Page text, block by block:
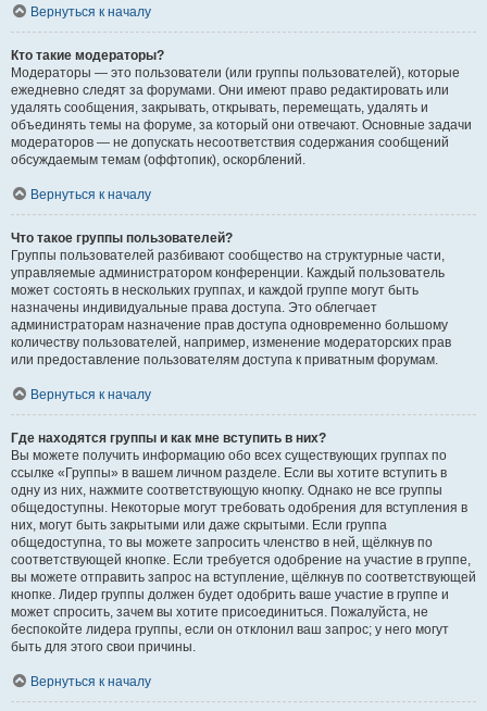
Вернуться к началу
Кто такие модераторы?
Модераторы — это пользователи (или группы пользователей), которые
ежедневно следят за форумами. Они имеют право редактировать или
удалять сообщения, закрывать, открывать, перемещать, удалять и
объединять темы на форуме, за который они отвечают. Основные задачи
модераторов — не допускать несоответствия содержания сообщений
обсуждаемым темам (оффтопик), оскорблений.
Вернуться к началу
Что такое группы пользователей?
Группы пользователей разбивают сообщество на структурные части,
управляемые администратором конференции. Каждый пользователь
может состоять в нескольких группах, и каждой группе могут быть
назначены индивидуальные права доступа. Это облегчает
администраторам назначение прав доступа одновременно большому
количеству пользователей, например, изменение модераторских прав
или предоставление пользователям доступа к приватным форумам.
Вернуться к началу
Где находятся группы и как мне вступить в них?
Вы можете получить информацию обо всех существующих группах по
ссылке «Группы» в вашем личном разделе. Если вы хотите вступить в
одну из них, нажмите соответствующую кнопку. Однако не все группы
общедоступны. Некоторые могут требовать одобрения для вступления в
них, могут быть закрытыми или даже скрытыми. Если группа
общедоступна, то вы можете запросить членство в ней, щёлкнув по
соответствующей кнопке. Если требуется одобрение на участие в группе,
вы можете отправить запрос на вступление, щёлкнув по соответствующей
кнопке. Лидер группы должен будет одобрить ваше участие в группе и
может спросить, зачем вы хотите присоединиться. Пожалуйста, не
беспокойте лидера группы, если он отклонил ваш запрос; у него могут
быть для этого свои причины.
Вернуться к началу